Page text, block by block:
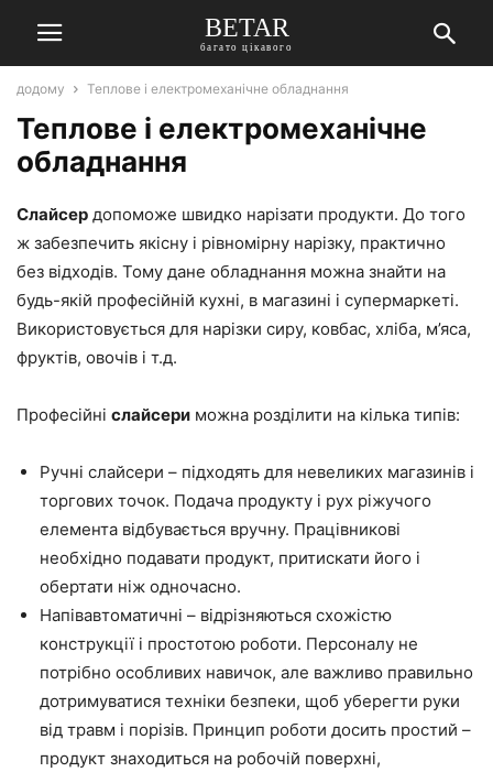
BETAR
багато цікавого
додому Теплове і електромеханічне обладнання
Теплове і електромеханічне
обладнання
Слайсер допоможе швидко нарізати продукти. До того
ж забезпечить якісну і рівномірну нарізку, практично
без відходів. Тому дане обладнання можна знайти на
будь-якій професійній кухні, в магазині і супермаркеті.
Використовується для нарізки сиру, ковбас, хліба, м’яса,
фруктів, овочів і т.д.
Професійні слайсери можна розділити на кілька типів:
Ручні слайсери – підходять для невеликих магазинів і
торгових точок. Подача продукту і рух ріжучого
елемента відбувається вручну. Працівникові
необхідно подавати продукт, притискати його і
обертати ніж одночасно.
Напівавтоматичні – відрізняються схожістю
конструкції і простотою роботи. Персоналу не
потрібно особливих навичок, але важливо правильно
дотримуватися техніки безпеки, щоб уберегти руки
від травм і порізів. Принцип роботи досить простий –
продукт знаходиться на робочій поверхні,